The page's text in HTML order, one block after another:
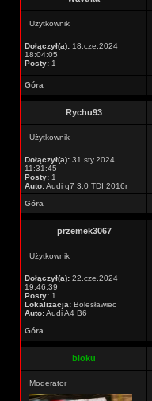
Użytkownik
Dołączył(a): 18.cze.2024
18:04:05
Posty: 1
Góra
Rychu93
Użytkownik
Dołączył(a): 31.sty.2024
11:31:45
Posty: 1
Auto:Audi q7 3.0 TDI 2016r
Góra
przemek3067
Użytkownik
Dołączył(a): 22.cze.2024
19:46:39
Posty: 1
Lokalizacja: Bolesławiec
Auto:Audi A4 B6
Góra
bloku
Moderator